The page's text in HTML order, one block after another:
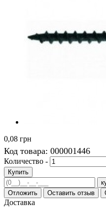
0,08 грн
Код товара: 000001446
Количество -
Купить
Отложить
Оставить отзыв
Доставка